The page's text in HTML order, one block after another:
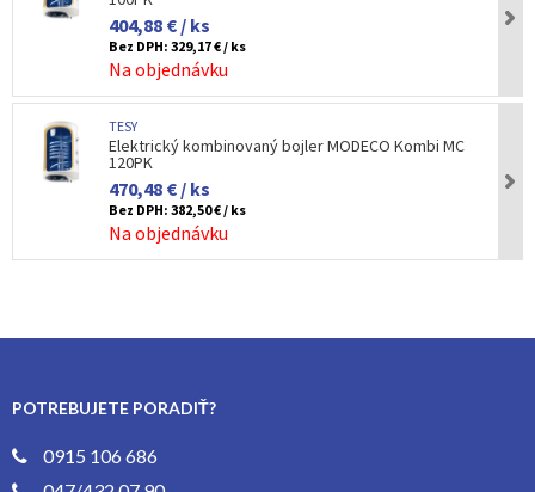
404,88 € / ks
Bez DPH: 329,17 € / ks
Na objednávku
TESY
Elektrický kombinovaný bojler MODECO Kombi MC
120PK
470,48 € / ks
Bez DPH: 382,50 € / ks
Na objednávku
POTREBUJETE PORADIŤ?
0915 106 686